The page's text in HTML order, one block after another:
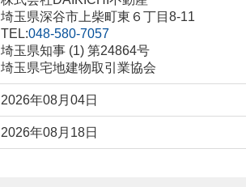
埼玉県深谷市上柴町東６丁目8-11
TEL:048-580-7057
埼玉県知事 (1) 第24864号
埼玉県宅地建物取引業協会
2026年08月04日
2026年08月18日